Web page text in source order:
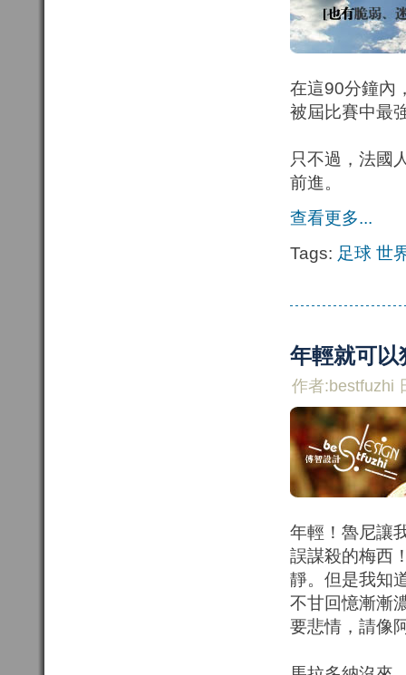
在這90分鐘內
被屆比賽中最
只不過，法國
前進。
查看更多...
Tags: 足球 世
年輕就可以
作者:bestfuzhi
年輕！魯尼讓
誤謀殺的梅西
靜。但是我知
不甘回憶漸漸
要悲情，請像